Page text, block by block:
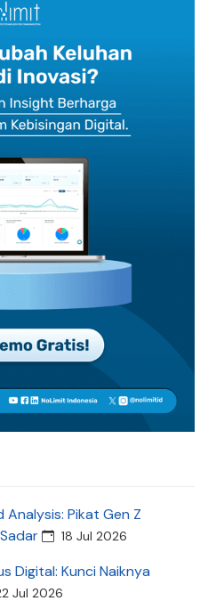
Analysis: Pikat Gen Z
18 Jul 2026
Digital: Kunci Naiknya
Jul 2026